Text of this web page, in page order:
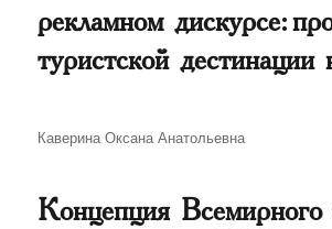
рекламном дискурсе:
туристской дестинации
Автор
Каверина Оксана Анатольевна
Концепция Всемирного